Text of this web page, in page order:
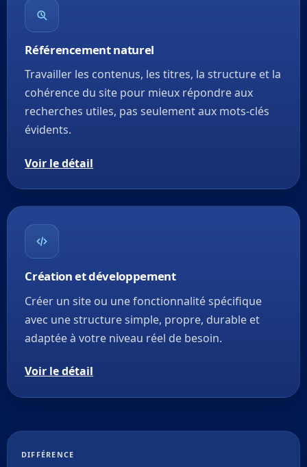
Référencement naturel
Travailler les contenus, les titres, la structure et la
cohérence du site pour mieux répondre aux
recherches utiles, pas seulement aux mots-clés
évidents.
Voir le détail
Création et développement
Créer un site ou une fonctionnalité spécifique
avec une structure simple, propre, durable et
adaptée à votre niveau réel de besoin.
Voir le détail
DIFFÉRENCE